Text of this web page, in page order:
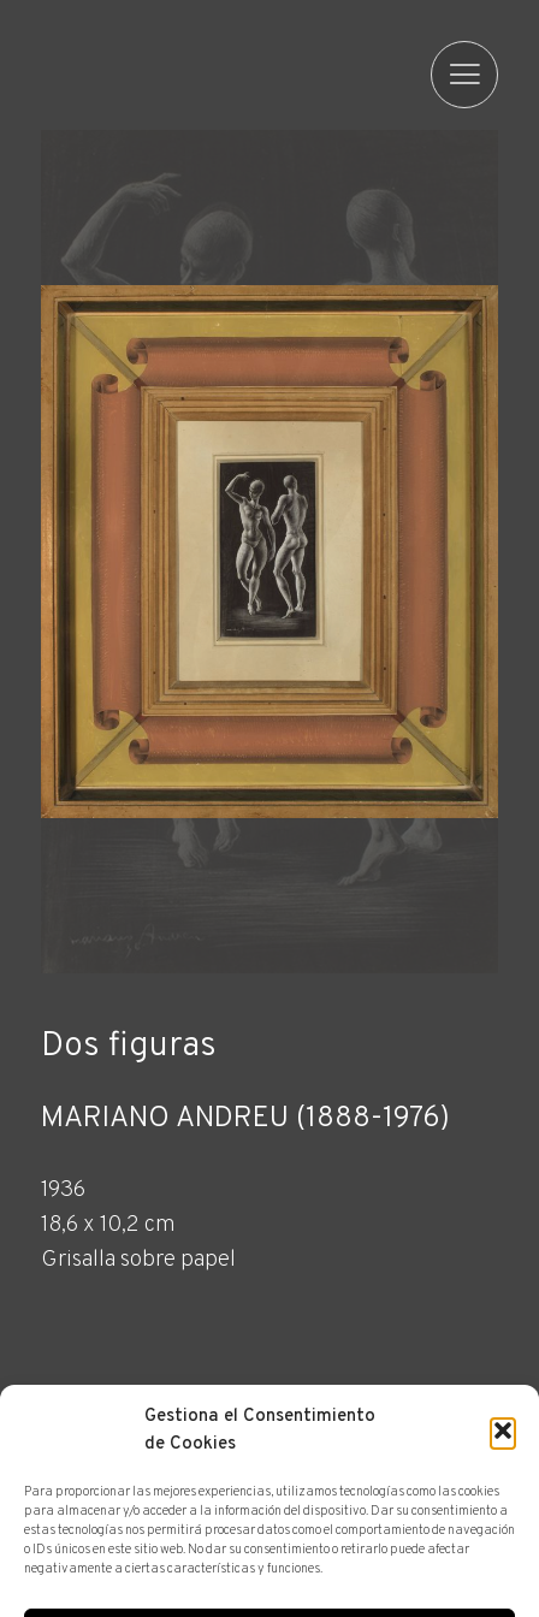
Gestiona el Consentimiento
de Cookies
Para proporcionar las mejores experiencias, utilizamos tecnologías como las cookies
para almacenar y/o acceder a la información del dispositivo. Dar su consentimiento a
estas tecnologías nos permitirá procesar datos como el comportamiento de navegación
o IDs únicos en este sitio web. No dar su consentimiento o retirarlo puede afectar
negativamente a ciertas características y funciones.
Dos figuras
MARIANO ANDREU (1888-1976)
1936
18,6 x 10,2 cm
Grisalla sobre papel
HACER UNA CONSULTA
plazo estrictamente necesario para cumplir con los
preceptos mencionados anteriormente. Le informamos
que el tratamiento de sus datos está legitimado por su
actualizada. Es por ello que ARTUR RAMON SL se
compromete a adoptar todas las medidas razonables
para que estos se supriman o rectifiquen sin demora
cuando sean inexactos. De acuerdo con los derechos
que le confiere la normativa vigente en protección de
datos podrá ejercer los derechos de acceso,
rectificación, limitación de tratamiento, supresión,
portabilidad y oposición al tratamiento de sus datos de
carácter personal así como del consentimiento prestado
para el tratamiento de los mismos, dirigiendo su petición
a la dirección postal indicada anteriormente o al correo
electrónico jmtorres@arturamon.com. Podrá dirigirse a la
Autoridad de Control competente para presentar la
reclamación que considere oportuna. El envío de estos
datos implica la aceptación de esta cláusula.